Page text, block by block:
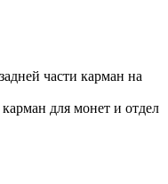
части карман на
для монет и отдел